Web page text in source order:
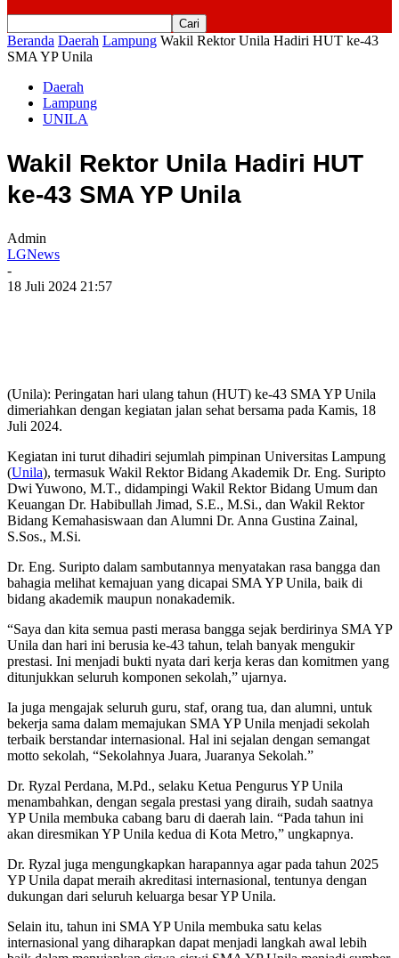
Beranda Daerah Lampung Wakil Rektor Unila Hadiri HUT ke-43
SMA YP Unila
Daerah
Lampung
UNILA
Wakil Rektor Unila Hadiri HUT
ke-43 SMA YP Unila
Admin
LGNews
-
18 Juli 2024 21:57
(Unila): Peringatan hari ulang tahun (HUT) ke-43 SMA YP Unila
dimeriahkan dengan kegiatan jalan sehat bersama pada Kamis, 18
Juli 2024.
Kegiatan ini turut dihadiri sejumlah pimpinan Universitas Lampung
(Unila), termasuk Wakil Rektor Bidang Akademik Dr. Eng. Suripto
Dwi Yuwono, M.T., didampingi Wakil Rektor Bidang Umum dan
Keuangan Dr. Habibullah Jimad, S.E., M.Si., dan Wakil Rektor
Bidang Kemahasiswaan dan Alumni Dr. Anna Gustina Zainal,
S.Sos., M.Si.
Dr. Eng. Suripto dalam sambutannya menyatakan rasa bangga dan
bahagia melihat kemajuan yang dicapai SMA YP Unila, baik di
bidang akademik maupun nonakademik.
“Saya dan kita semua pasti merasa bangga sejak berdirinya SMA YP
Unila dan hari ini berusia ke-43 tahun, telah banyak mengukir
prestasi. Ini menjadi bukti nyata dari kerja keras dan komitmen yang
ditunjukkan seluruh komponen sekolah,” ujarnya.
Ia juga mengajak seluruh guru, staf, orang tua, dan alumni, untuk
bekerja sama dalam memajukan SMA YP Unila menjadi sekolah
terbaik berstandar internasional. Hal ini sejalan dengan semangat
motto sekolah, “Sekolahnya Juara, Juaranya Sekolah.”
Dr. Ryzal Perdana, M.Pd., selaku Ketua Pengurus YP Unila
menambahkan, dengan segala prestasi yang diraih, sudah saatnya
YP Unila membuka cabang baru di daerah lain. “Pada tahun ini
akan diresmikan YP Unila kedua di Kota Metro,” ungkapnya.
Dr. Ryzal juga mengungkapkan harapannya agar pada tahun 2025
YP Unila dapat meraih akreditasi internasional, tentunya dengan
dukungan dari seluruh keluarga besar YP Unila.
Selain itu, tahun ini SMA YP Unila membuka satu kelas
internasional yang diharapkan dapat menjadi langkah awal lebih